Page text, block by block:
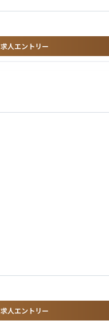
求人エントリー
求人エントリー